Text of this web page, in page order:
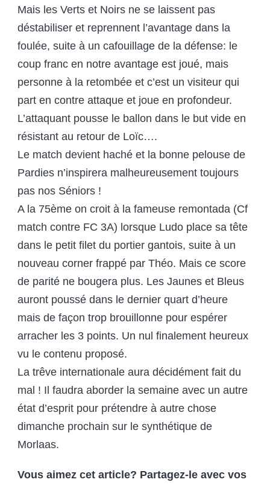
Mais les Verts et Noirs ne se laissent pas
déstabiliser et reprennent l’avantage dans la
foulée, suite à un cafouillage de la défense: le
coup franc en notre avantage est joué, mais
personne à la retombée et c’est un visiteur qui
part en contre attaque et joue en profondeur.
L’attaquant pousse le ballon dans le but vide en
résistant au retour de Loïc….
Le match devient haché et la bonne pelouse de
Pardies n’inspirera malheureusement toujours
pas nos Séniors !
A la 75ème on croit à la fameuse remontada (Cf
match contre FC 3A) lorsque Ludo place sa tête
dans le petit filet du portier gantois, suite à un
nouveau corner frappé par Théo. Mais ce score
de parité ne bougera plus. Les Jaunes et Bleus
auront poussé dans le dernier quart d’heure
mais de façon trop brouillonne pour espérer
arracher les 3 points. Un nul finalement heureux
vu le contenu proposé.
La trêve internationale aura décidément fait du
mal ! Il faudra aborder la semaine avec un autre
état d’esprit pour prétendre à autre chose
dimanche prochain sur le synthétique de
Morlaas.
Vous aimez cet article? Partagez-le avec vos